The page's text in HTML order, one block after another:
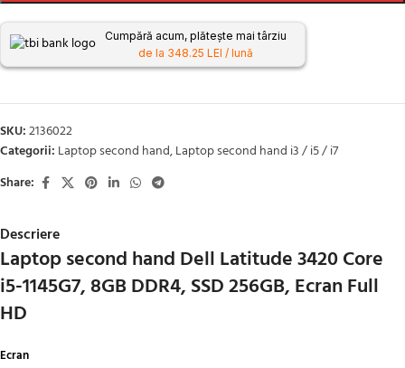
Cumpără acum, plătește mai târziu
de la 348.25 LEI / lună
SKU:2136022
Categorii: Laptop second hand,Laptop second hand i3 / i5 / i7
Share:
Descriere
Laptop second hand Dell Latitude 3420 Core
i5-1145G7, 8GB DDR4, SSD 256GB, Ecran Full
HD
Ecran